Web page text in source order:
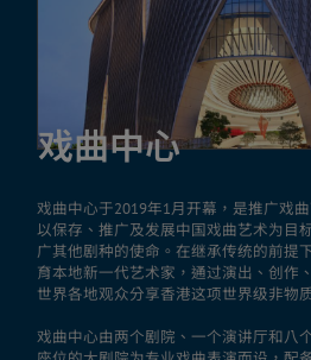
戏曲中心
戏曲中心于2019年1月开幕，是推广戏
以保存、推广及发展中国戏曲艺术为目
广其他剧种的使命。在继承传统的前提
育本地新一代艺术家，通过演出、创作
世界各地观众分享香港这项世界级非物
戏曲中心由两个剧院、一个演讲厅和八